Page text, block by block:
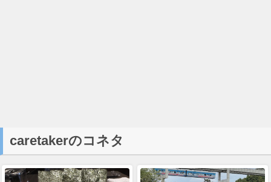
caretakerのコネタ